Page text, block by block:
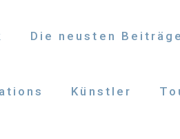
Die neusten Beiträge
Künstler